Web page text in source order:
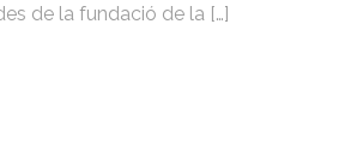
de la fundació de la […]